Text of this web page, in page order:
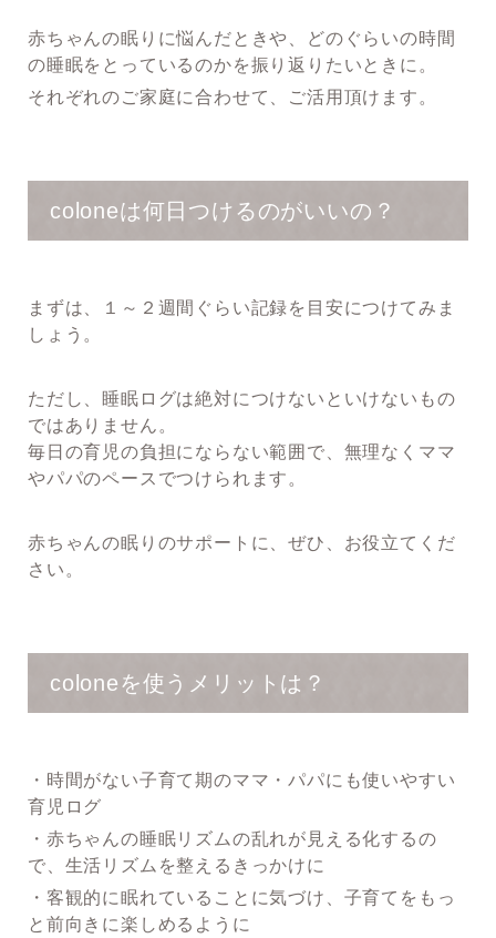
赤ちゃんの眠りに悩んだときや、どのぐらいの時間
の睡眠をとっているのかを振り返りたいときに。
それぞれのご家庭に合わせて、ご活用頂けます。
coloneは何日つけるのがいいの？
まずは、１～２週間ぐらい記録を目安につけてみま
しょう。
ただし、睡眠ログは絶対につけないといけないもの
ではありません。
毎日の育児の負担にならない範囲で、無理なくママ
やパパのペースでつけられます。
赤ちゃんの眠りのサポートに、ぜひ、お役立てくだ
さい。
coloneを使うメリットは？
・時間がない子育て期のママ・パパにも使いやすい
育児ログ
・赤ちゃんの睡眠リズムの乱れが見える化するの
で、生活リズムを整えるきっかけに
・客観的に眠れていることに気づけ、子育てをもっ
と前向きに楽しめるように